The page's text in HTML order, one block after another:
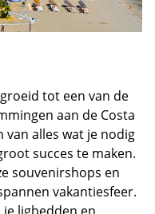
tot een van de
aan de Costa
van alles wat je nodig
succes te maken.
souvenirshops en
vakantiesfeer.